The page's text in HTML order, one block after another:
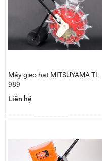
Máy gieo hạt MITSUYAMA TL-
989
Liên hệ